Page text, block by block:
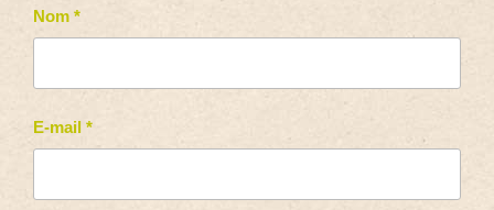
Nom *
E-mail *